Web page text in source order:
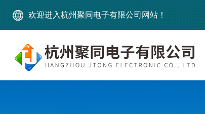
欢迎进入杭州聚同电子有限公司网站！